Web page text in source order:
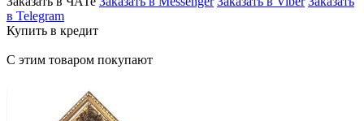
в Telegram
Купить в кредит
С этим товаром покупают